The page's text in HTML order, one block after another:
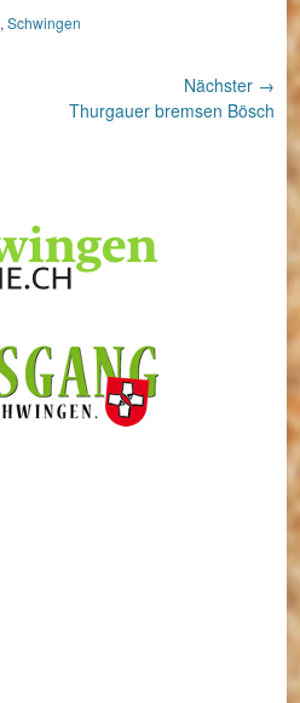
,Schwingen
Nächster →
NächsterThurgauer bremsen Bösch